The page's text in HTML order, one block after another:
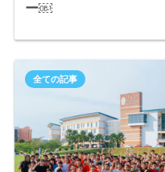
ー￼
全ての記事